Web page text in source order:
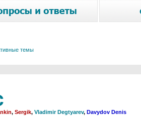
темы
, Sergik, Vladimir Degtyarev, Davydov Denis